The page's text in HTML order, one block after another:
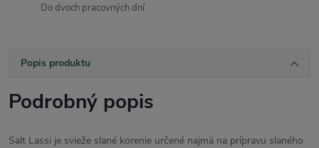
Do dvoch pracovných dní
Popis produktu
Podrobný popis
Salt Lassi je svieže slané korenie určené najmä na prípravu slaného